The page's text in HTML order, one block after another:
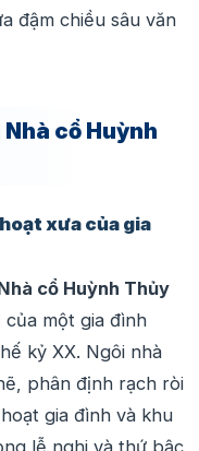
đậm chiều sâu văn
cổ Huỳnh
xưa của gia
cổ Huỳnh Thủy
một gia đình
kỷ XX. Ngôi nhà
phân định rạch ròi
gia đình và khu
lễ nghi và thứ bậc